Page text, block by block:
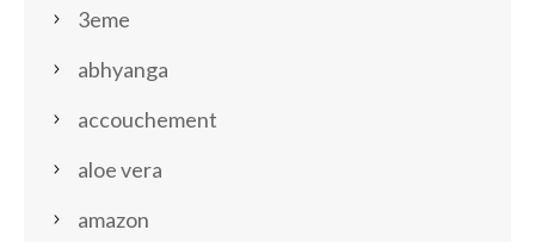
3eme
abhyanga
accouchement
aloe vera
amazon